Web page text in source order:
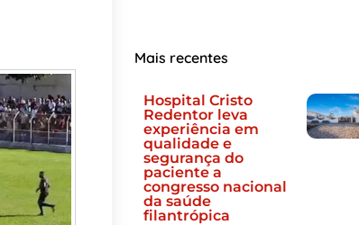
Mais recentes
Hospital Cristo
Redentor leva
experiência em
qualidade e
segurança do
paciente a
congresso nacional
da saúde
filantrópica